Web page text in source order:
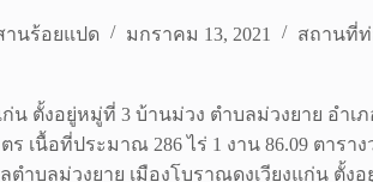
นร้อยแปด มกราคม 13, 2021 สถานที่ท่
น ตั้งอยู่หมู่ที่ 3 บ้านม่วง ตำบลม่วงยาย อำเ
มตร เนื้อที่ประมาณ 286 ไร่ 1 งาน 86.09
ำบลม่วงยาย เมืองโบราณดงเวียงแก่น ตั้ง